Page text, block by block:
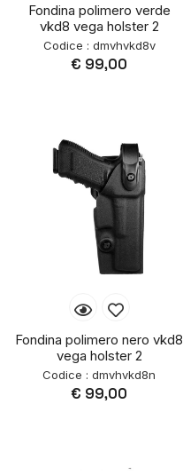
Fondina polimero verde
vkd8 vega holster 2
Codice : dmvhvkd8v
€ 99,00
Fondina polimero nero vkd8
vega holster 2
Codice : dmvhvkd8n
€ 99,00